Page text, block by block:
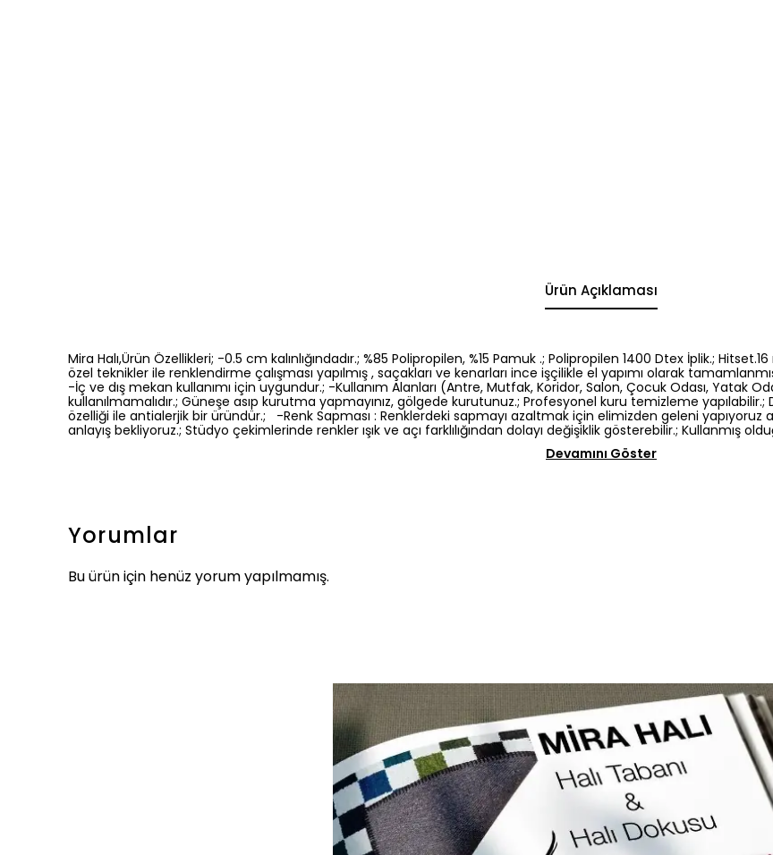
Ürün Açıklaması
Mira Halı,Ürün Özellikleri; -0.5 cm kalınlığındadır.; %85 Polipropilen, %15 Pamuk .; Polipropilen 1400 Dtex İplik.;
özel teknikler ile renklendirme çalışması yapılmış , saçakları ve kenarları ince işçilikle el yapımı olarak
-İç ve dış mekan kullanımı için uygundur.; -Kullanım Alanları (Antre, Mutfak, Koridor, Salon, Çocuk Odası, Yatak
kullanılmamalıdır.; Güneşe asıp kurutma yapmayınız, gölgede kurutunuz.; Profesyonel kuru temizleme
özelliği ile antialerjik bir üründür.; -Renk Sapması : Renklerdeki sapmayı azaltmak için elimizden geleni
anlayış bekliyoruz.; Stüdyo çekimlerinde renkler ışık ve açı farklılığından dolayı değişiklik gösterebilir.; Kullanmış
Devamını Göster
Yorumlar
Bu ürün için henüz yorum yapılmamış.